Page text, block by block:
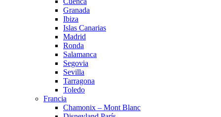
Granada
Ibiza
Islas Canarias
Madrid
Ronda
Salamanca
Segovia
Sevilla
Tarragona
Toledo
Francia
Chamonix – Mont Blanc